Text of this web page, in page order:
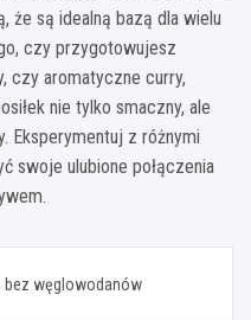
że są idealną bazą dla wielu
czy przygotowujesz
czy aromatyczne curry,
nie tylko smaczny, ale
Eksperymentuj z różnymi
swoje ulubione połączenia
bez węglowodanów